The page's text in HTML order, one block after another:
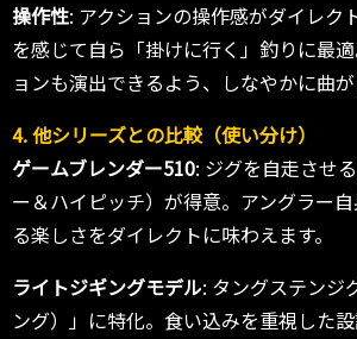
操作性: アクションの操作感がダイレク
を感じて自ら「掛けに行く」釣りに最
ョンも演出できるよう、しなやかに曲が
4. 他シリーズとの比較（使い分け）
ゲームブレンダー510: ジグを自走させ
ー＆ハイピッチ）が得意。アングラー
る楽しさをダイレクトに味わえます。
ライトジギングモデル: タングステンジ
ング）」に特化。食い込みを重視した設